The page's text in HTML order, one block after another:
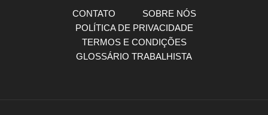
CONTATO
SOBRE NÓS
POLÍTICA DE PRIVACIDADE
TERMOS E CONDIÇÕES
GLOSSÁRIO TRABALHISTA